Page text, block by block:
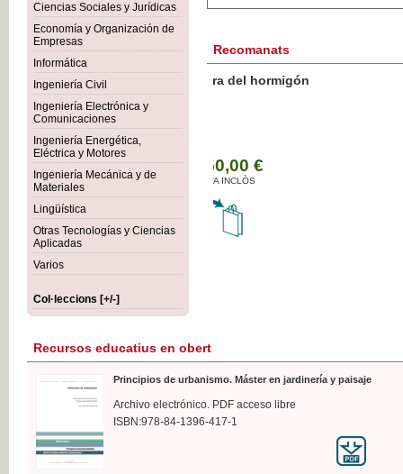
Ciencias Sociales y Jurídicas
Economía y Organización de
Empresas
Informática
Ingeniería Civil
Ingeniería Electrónica y
Comunicaciones
Ingeniería Energética,
Eléctrica y Motores
Ingeniería Mecánica y de
Materiales
Lingüística
Otras Tecnologías y Ciencias
Aplicadas
Varios
Col·leccions [+/-]
Recomanats
Botánica Agroalimentaria
Recursos educatius en obert
Principios de urbanismo. Máster en jardinería y paisaje
Archivo electrónico. PDF acceso libre
ISBN:978-84-1396-417-1